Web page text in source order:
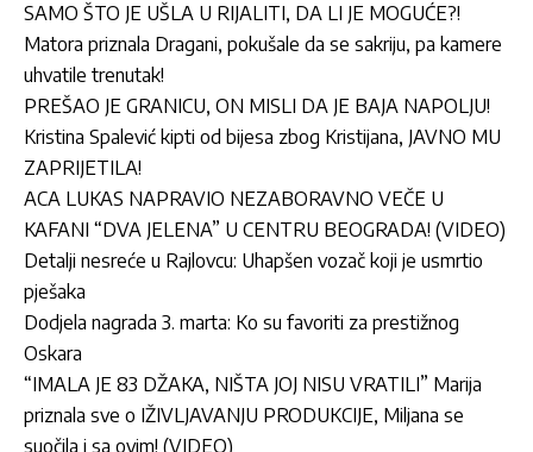
SAMO ŠTO JE UŠLA U RIJALITI, DA LI JE MOGUĆE?!
Matora priznala Dragani, pokušale da se sakriju, pa kamere
uhvatile trenutak!
PREŠAO JE GRANICU, ON MISLI DA JE BAJA NAPOLJU!
Kristina Spalević kipti od bijesa zbog Kristijana, JAVNO MU
ZAPRIJETILA!
ACA LUKAS NAPRAVIO NEZABORAVNO VEČE U
KAFANI “DVA JELENA” U CENTRU BEOGRADA! (VIDEO)
Detalji nesreće u Rajlovcu: Uhapšen vozač koji je usmrtio
pješaka
Dodjela nagrada 3. marta: Ko su favoriti za prestižnog
Oskara
“IMALA JE 83 DŽAKA, NIŠTA JOJ NISU VRATILI” Marija
priznala sve o IŽIVLJAVANJU PRODUKCIJE, Miljana se
suočila i sa ovim! (VIDEO)